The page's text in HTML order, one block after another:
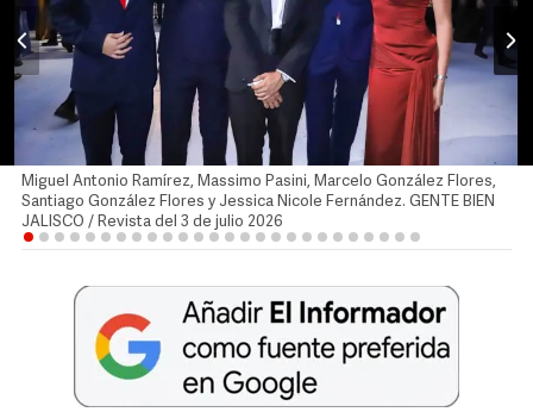
Miguel Antonio Ramírez, Massimo Pasini, Marcelo González Flores,
Santiago González Flores y Jessica Nicole Fernández. GENTE BIEN
JALISCO / Revista del 3 de julio 2026